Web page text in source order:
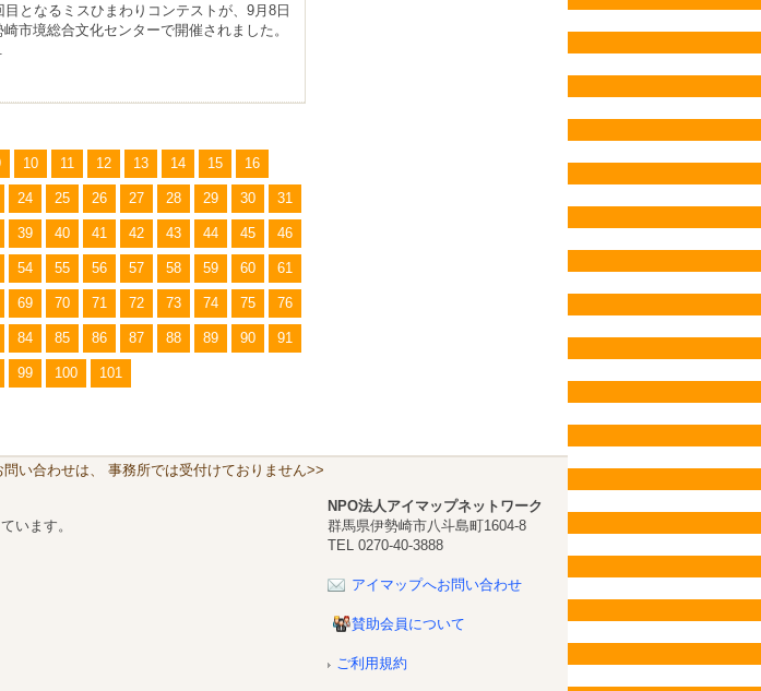
目となるミスひまわりコンテストが、9月8日
崎市境総合文化センターで開催されました。
10 11 12 13 14 15 16
24 25 26 27 28 29 30 31
39 40 41 42 43 44 45 46
54 55 56 57 58 59 60 61
69 70 71 72 73 74 75 76
84 85 86 87 88 89 90 91
99 100 101
い合わせは、 事務所では受付けておりません>>
います。
NPO法人アイマップネットワーク
群馬県伊勢崎市八斗島町1604-8
TEL 0270-40-3888
アイマップへお問い合わせ
賛助会員について
ご利用規約